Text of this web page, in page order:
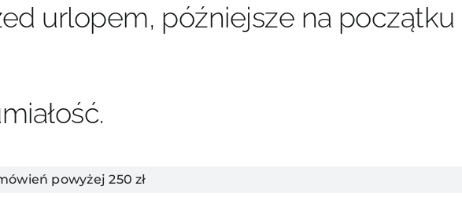
urlopem, późniejsze na początku
powyżej 250 zł